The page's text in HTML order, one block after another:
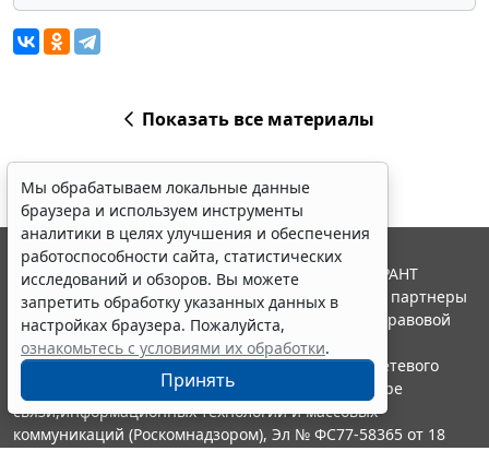
Показать все материалы
Мы обрабатываем локальные данные
браузера и используем инструменты
аналитики в целях улучшения и обеспечения
работоспособности сайта, статистических
исследований и обзоров. Вы можете
запретить обработку указанных данных в
настройках браузера. Пожалуйста,
ознакомьтесь с условиями их обработки.
Принять
© ООО "НПП "ГАРАНТ-СЕРВИС", 2026. Система ГАРАНТ
выпускается с 1990 года. Компания "Гарант" и ее партнеры
являются участниками Российской ассоциации правовой
информации ГАРАНТ.
Портал ГАРАНТ.РУ зарегистрирован в качестве сетевого
издания Федеральной службой по надзору в сфере
связи,информационных технологий и массовых
коммуникаций (Роскомнадзором), Эл № ФС77-58365 от 18